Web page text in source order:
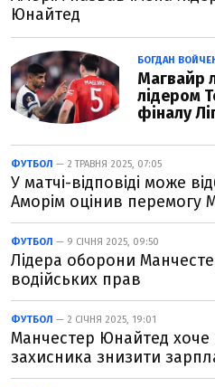
Юнайтед
БОГДАН
Магвайр
лідером
фіналу
ФУТБОЛ — 2 ТРАВНЯ 2025, 07:05
У матчі-відповіді може
Аморім оцінив перемогу
ФУТБОЛ — 9 СІЧНЯ 2025, 09:50
Лідера оборони
водійських прав
ФУТБОЛ — 2 СІЧНЯ 2025, 19:01
Манчестер Юнайтед хоче
захисника знизити